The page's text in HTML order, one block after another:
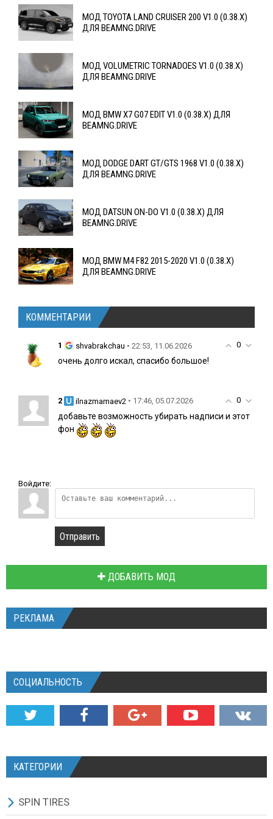
МОД TOYOTA LAND CRUISER 200 V1.0 (0.38.X)
ДЛЯ BEAMNG.DRIVE
МОД VOLUMETRIC TORNADOES V1.0 (0.38.X)
ДЛЯ BEAMNG.DRIVE
МОД BMW X7 G07 EDIT V1.0 (0.38.X) ДЛЯ
BEAMNG.DRIVE
МОД DODGE DART GT/GTS 1968 V1.0 (0.38.X)
ДЛЯ BEAMNG.DRIVE
МОД DATSUN ON-DO V1.0 (0.38.X) ДЛЯ
BEAMNG.DRIVE
МОД BMW M4 F82 2015-2020 V1.0 (0.38.X)
ДЛЯ BEAMNG.DRIVE
КОММЕНТАРИИ
0
1 shvabrakchau • 22:53, 11.06.2026
очень долго искал, спасибо большое!
0
2 ilnazmamaev2 • 17:46, 05.07.2026
добавьте возможность убирать надписи и этот
фон
Войдите:
Отправить
ДОБАВИТЬ МОД
РЕКЛАМА
СОЦИАЛЬНОСТЬ
КАТЕГОРИИ
SPIN TIRES